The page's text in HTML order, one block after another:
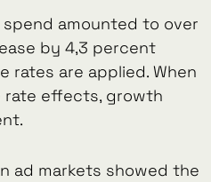
spend amounted to over
by 4,3 percent
rates are applied. When
rate effects, growth
ad markets showed the